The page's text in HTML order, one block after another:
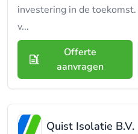
investering in de
v...
Offerte
aanvragen
Quist Isolatie B.V.